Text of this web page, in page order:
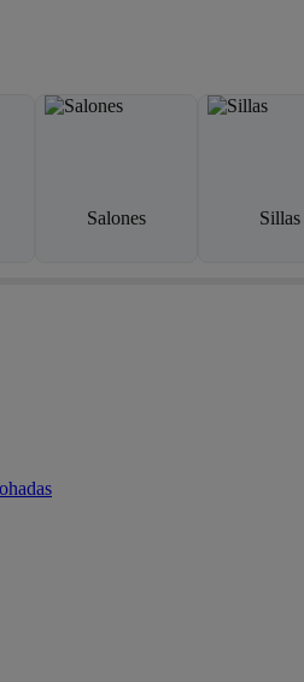
Salones Sillas